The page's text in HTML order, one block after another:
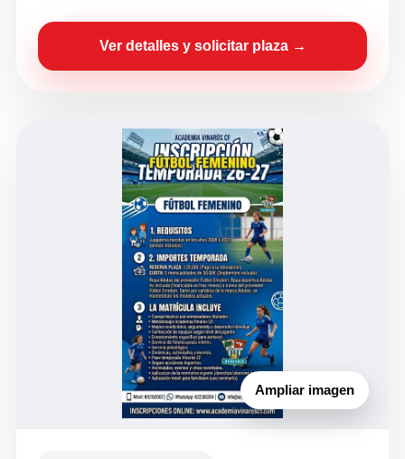
Ver detalles y solicitar plaza →
Ampliar imagen